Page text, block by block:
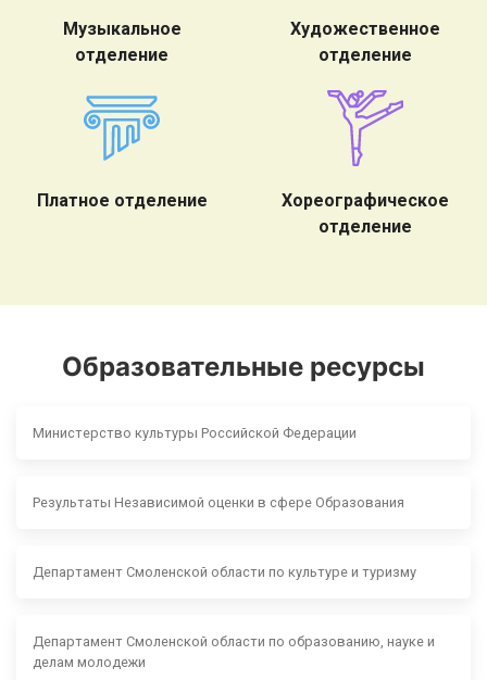
Музыкальное
отделение
Художественное
отделение
Платное отделение
Хореографическое
отделение
Образовательные ресурсы
Министерство культуры Российской Федерации
Результаты Независимой оценки в сфере Образования
Департамент Смоленской области по культуре и туризму
Департамент Смоленской области по образованию, науке и
делам молодежи